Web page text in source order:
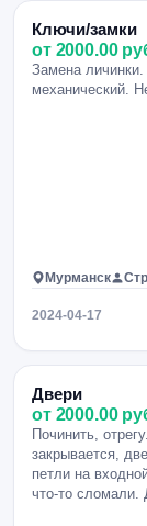
Ключи/замки
от 2000.00
Замена
механический.
Мурманск
2024-04-17
Двери
от 2000.00
Починить,
закрывается,
петли на
что-то сломали.